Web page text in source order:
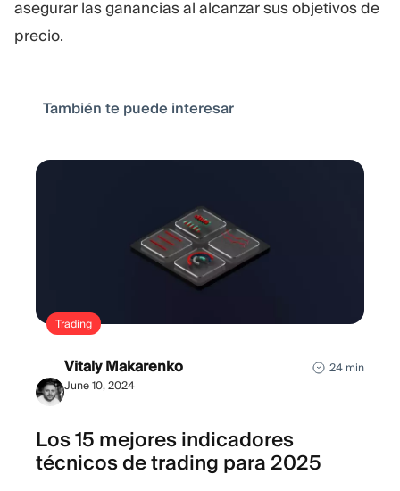
asegurar las ganancias al alcanzar sus objetivos de
precio.
También te puede interesar
Trading
Vitaly Makarenko
June 10, 2024
24 min
Los 15 mejores indicadores
técnicos de trading para 2025